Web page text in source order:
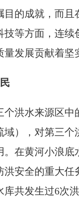
的成就，而且
等方面，连续
发展贡献着坚
洪水来源区中
），对第三个
在黄河小浪底
洪安全的重大任
共发生过6次